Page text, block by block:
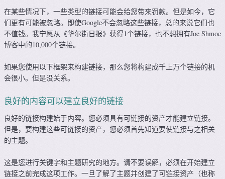
在某些情况下，一些类型的链接可能会给您带来罚款。但是如今，它
们更有可能被忽略。即使Google不会忽略这些链接，总的来说它们也
不值钱。我宁愿从《华尔街日报》获得1个链接，也不想拥有Joe Shmoe
博客中的10,000个链接。
如果您使用以下框架来构建链接，那么您将构建成千上万个链接的机
会很小。但是没关系。
良好的内容可以建立良好的链接
良好的链接构建始于内容。您必须具有可链接的资产才能建立链接。
但是，要构建这些可链接的资产，您必须首先知道要使链接与之相关
的主题。
这是您进行关键字和主题研究的地方。请不要误解，必须在开始建立
链接之前完成这项工作。一旦了解了主题并创建了可链接资产（也称